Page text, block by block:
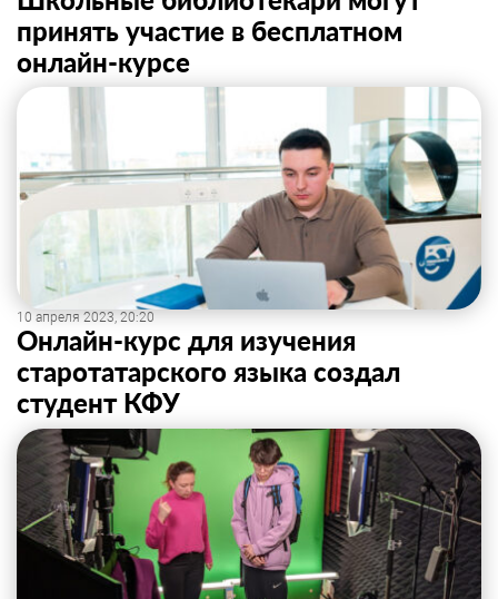
принять участие в бесплатном
онлайн-курсе
10 апреля 2023, 20:20
Онлайн-курс для изучения
старотатарского языка создал
студент КФУ